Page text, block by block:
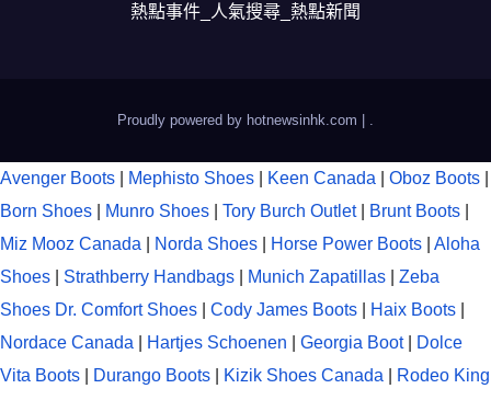
熱點事件_人氣搜尋_熱點新聞
Proudly powered by hotnewsinhk.com |
Avenger Boots Mephisto Shoes Keen Canada Oboz Boots
Born Shoes
Munro Shoes Tory Burch Outlet Brunt Boots
Miz Mooz Canada
Norda Shoes Horse Power Boots
Aloha
Shoes
Strathberry Handbags Munich Zapatillas
Zeba
Shoes Dr. Comfort Shoes Cody James Boots Haix Boots
Nordace Canada
Hartjes Schoenen Georgia Boot|
Dolce
Vita Boots
Durango Boots Kizik Shoes Canada
Rodeo King